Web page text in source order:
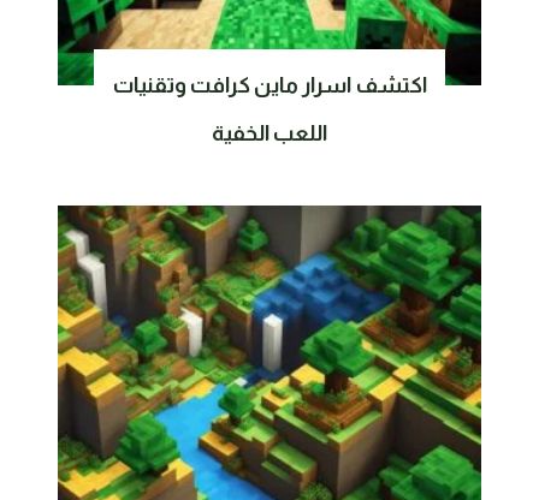
اكتشف اسرار ماين كرافت وتقنيات
اللعب الخفية